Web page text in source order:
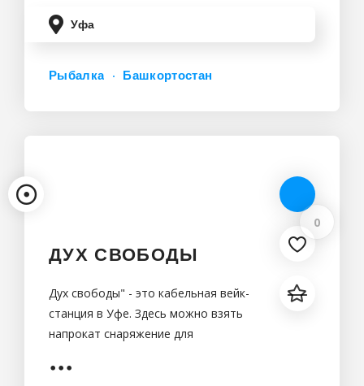
Уфа
Рыбалка Башкортостан
0
ДУХ СВОБОДЫ
Дух свободы" - это кабельная вейк-
станция в Уфе. Здесь можно взять
напрокат снаряжение для
профессиональными инструкторами